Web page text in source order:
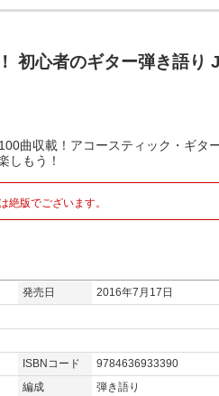
初心者のギター弾き語り
曲収載！アコースティック・ギタ
しもう！
版でございます。
発売日
2016年7月17日
ISBNコード
9784636933390
編成
弾き語り